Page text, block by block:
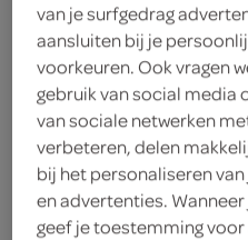
espresso
Cafe Nova
20 Stuks
Let op: aanbiedingen
producten, maar
van je surfgedrag
aansluiten bij je
voorkeuren. Ook vragen
gebruik van social media
van sociale netwerken
verbeteren, delen
bij het personaliseren
en advertenties.
geef je toestemming voor